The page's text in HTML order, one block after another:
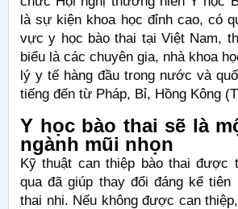
là sự kiện khoa học đỉnh cao, có
vực y học bào thai tại Việt Nam,
biểu là các chuyên gia, nhà khoa
lý y tế hàng đầu trong nước và
tiếng đến từ Pháp, Bỉ, Hồng Kông
​Y học bào thai sẽ là
ngành mũi nhọn
Kỹ thuật can thiệp bào thai được
qua đã giúp thay đổi đáng kể
thai nhi. Nếu không được can